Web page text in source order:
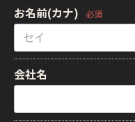
お名前(カナ) 必須
会社名